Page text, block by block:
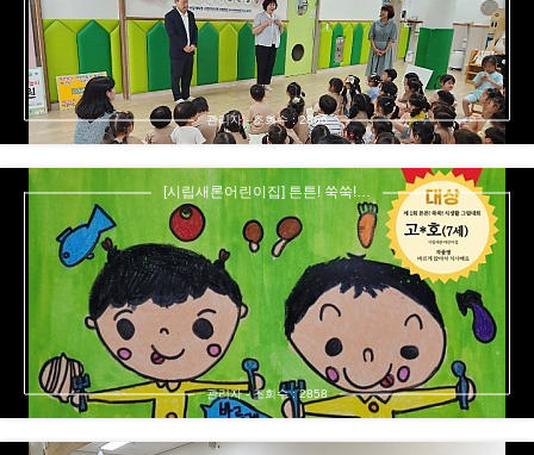
관리자 - 조회수 : 2866
[시립새론어린이집] 튼튼! 쑥쑥!…
관리자 - 조회수 : 2858